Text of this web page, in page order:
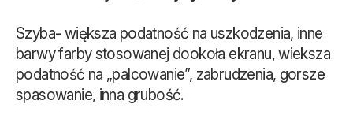
Szyba- większa podatność na uszkodzenia, inne
barwy farby stosowanej dookoła ekranu, wieksza
podatność na „palcowanie”, zabrudzenia, gorsze
spasowanie, inna grubość.